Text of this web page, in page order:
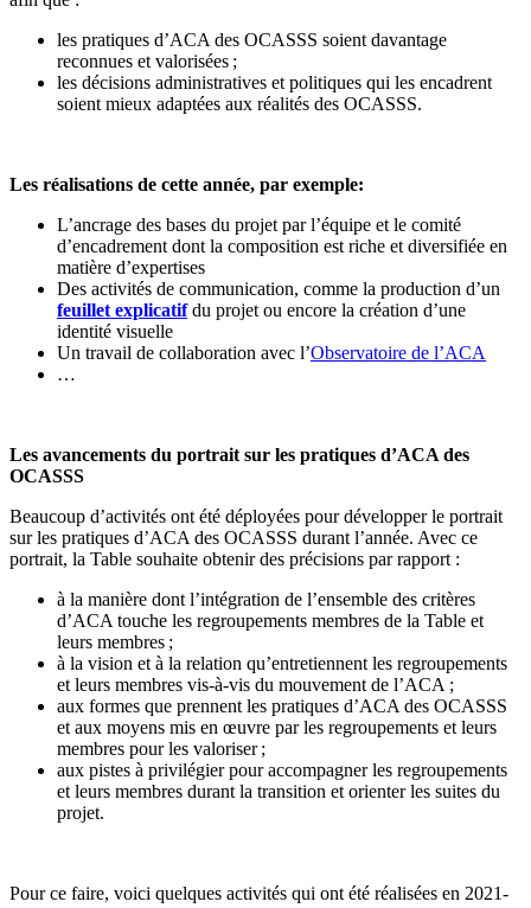
les pratiques d’ACA des OCASSS soient davantage
reconnues et valorisées ;
les décisions administratives et politiques qui les encadrent
soient mieux adaptées aux réalités des OCASSS.
Les réalisations de cette année, par exemple:
L’ancrage des bases du projet par l’équipe et le comité
d’encadrement dont la composition est riche et diversifiée en
matière d’expertises
Des activités de communication, comme la production d’un
feuillet explicatifdu projet ou encore la création d’une
identité visuelle
Un travail de collaboration avec l’Observatoire de l’ACA
…
Les avancements du portrait sur les pratiques d’ACA des
OCASSS
Beaucoup d’activités ont été déployées pour développer le portrait
sur les pratiques d’ACA des OCASSS durant l’année. Avec ce
portrait, la Table souhaite obtenir des précisions par rapport :
à la manière dont l’intégration de l’ensemble des critères
d’ACA touche les regroupements membres de la Table et
leurs membres ;
à la vision et à la relation qu’entretiennent les regroupements
et leurs membres vis-à-vis du mouvement de l’ACA ;
aux formes que prennent les pratiques d’ACA des OCASSS
et aux moyens mis en œuvre par les regroupements et leurs
membres pour les valoriser ;
aux pistes à privilégier pour accompagner les regroupements
et leurs membres durant la transition et orienter les suites du
projet.
Pour ce faire, voici quelques activités qui ont été réalisées en 2021-